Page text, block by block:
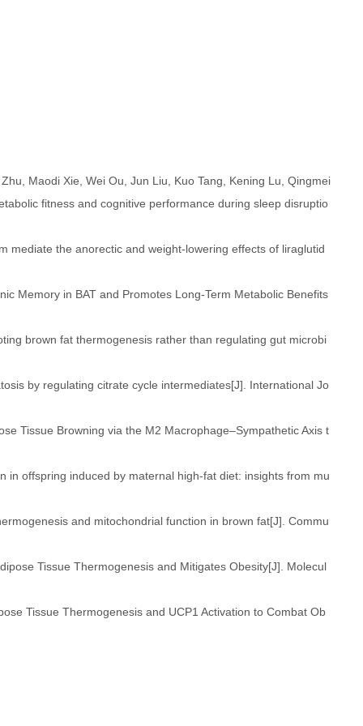
Maodi Xie, Wei Ou, Jun Liu, Kuo Tang, Kening Lu, Qingmei
fitness and cognitive performance during sleep disruptio
mediate the anorectic and weight-lowering effects of liraglutid
Memory in BAT and Promotes Long‐Term Metabolic Benefits
brown fat thermogenesis rather than regulating gut microbi
by regulating citrate cycle intermediates[J]. International Jo
Tissue Browning via the M2 Macrophage–Sympathetic Axis t
in offspring induced by maternal high-fat diet: insights from mu
and mitochondrial function in brown fat[J]. Commu
Tissue Thermogenesis and Mitigates Obesity[J]. Molecul
Tissue Thermogenesis and UCP1 Activation to Combat Ob